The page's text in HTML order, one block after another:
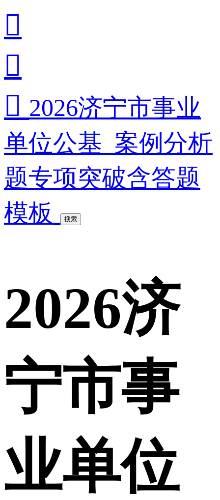


 2026济宁市事业
单位公基_案例分析
题专项突破含答题
模板
搜索
2026济
宁市事
业单位